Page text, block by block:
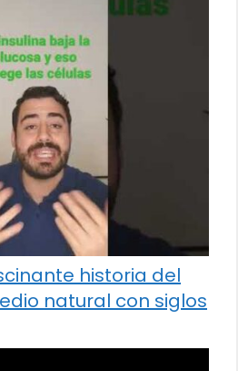
historia del
natural con siglos